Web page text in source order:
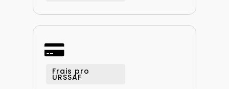
Frais pro
URSSAF